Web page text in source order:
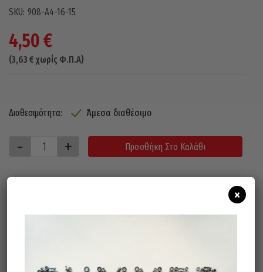
908-A4-16-15
4,50€
(3,63 € χωρίς Φ.Π.Α)
Διαθεσιμότητα: Άμεσα διαθέσιμο
Προσθήκη Στο Καλάθι
Σχετικά προϊόντα
×